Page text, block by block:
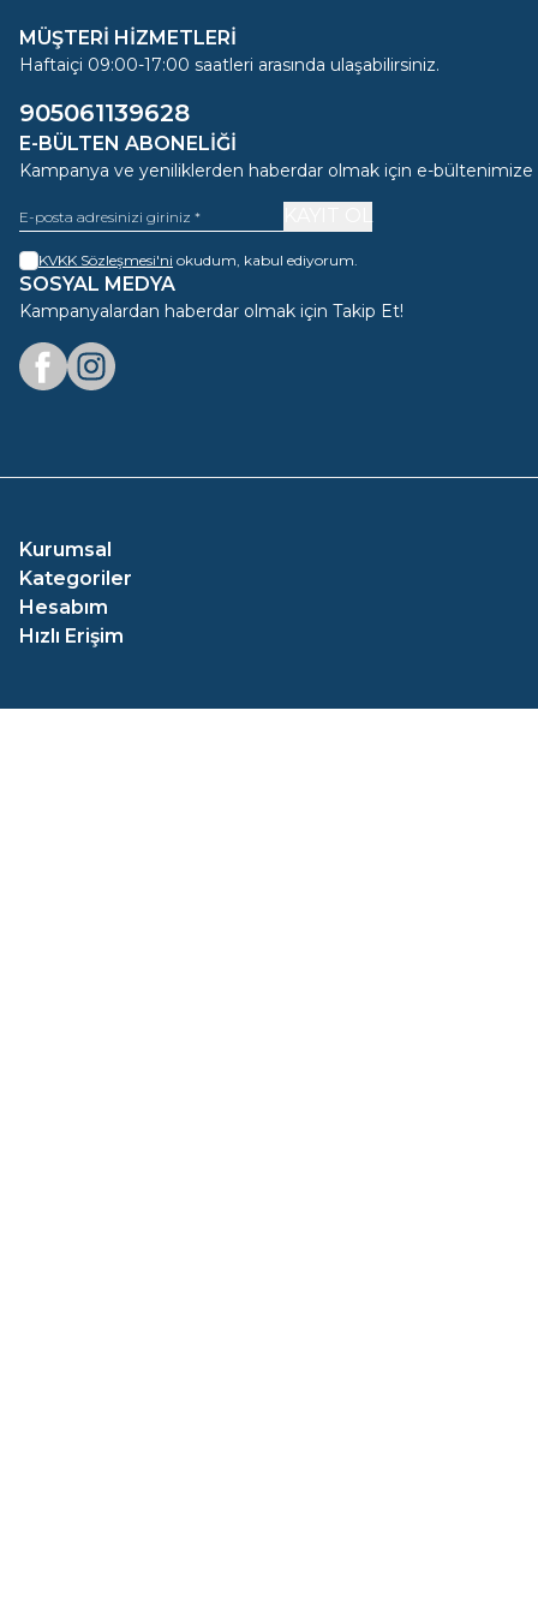
MÜŞTERİ HİZMETLERİ
Haftaiçi 09:00-17:00 saatleri arasında ulaşabilirsiniz.
905061139628
E-BÜLTEN ABONELIĞI
Kampanya ve yeniliklerden haberdar olmak için e-bültenimize
KVKK Sözleşmesi'ni okudum, kabul ediyorum.
SOSYAL MEDYA
Kampanyalardan haberdar olmak için Takip Et!
FacebookInstagram
Kurumsal
Kategoriler
Hesabım
Hızlı Erişim